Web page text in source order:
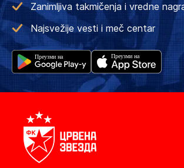
Zanimljiva takmičenja i vredne
Najsvežije vesti i meč centar